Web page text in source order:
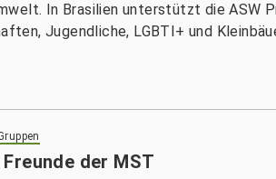
In Brasilien unterstützt die ASW
Jugendliche, LGBTI+ und
der MST